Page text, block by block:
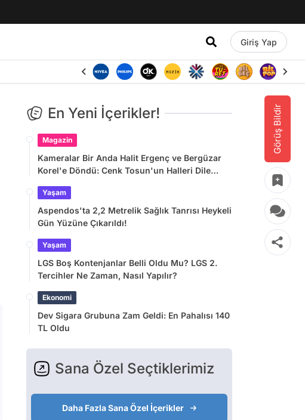
Giriş Yap
Görüş Bildir
En Yeni İçerikler!
Magazin
Kameralar Bir Anda Halit Ergenç ve Bergüzar
Korel'e Döndü: Cenk Tosun'un Halleri Dile
Yaşam
Aspendos'ta 2,2 Metrelik Sağlık Tanrısı Heykeli
Gün Yüzüne Çıkarıldı!
Yaşam
LGS Boş Kontenjanlar Belli Oldu Mu? LGS 2.
Tercihler Ne Zaman, Nasıl Yapılır?
Ekonomi
Dev Sigara Grubuna Zam Geldi: En Pahalısı 140
TL Oldu
Sana Özel Seçtiklerimiz
Daha Fazla Sana Özel İçerikler